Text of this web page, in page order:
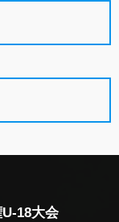
18大会